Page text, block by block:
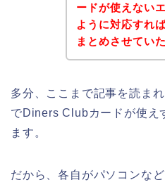
ードが使えない
ように対応すれ
まとめさせてい
多分、ここまで記事を読ま
でDiners Clubカードが使え
ます。
だから、各自がパソコンな